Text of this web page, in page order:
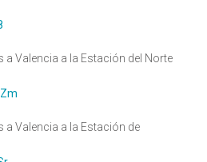
a Valencia a la Estación del Norte
a Valencia a la Estación de